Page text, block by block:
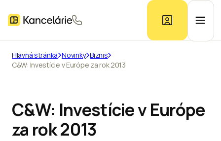
Prieskum trhu
Hlavná stránka Novinky Biznis
C&W: Investície v Európe za rok 2013
C&W: Investície v Európe
za rok 2013